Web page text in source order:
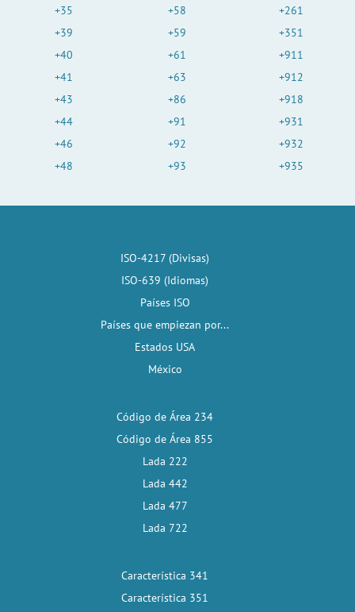
+35
+39
+40
+41
+43
+44
+46
+48
+58
+59
+61
+63
+86
+91
+92
+93
+261
+351
+911
+912
+918
+931
+932
+935
ISO-4217 (Divisas)
ISO-639 (Idiomas)
Países ISO
Países que empiezan por...
Estados USA
México
Código de Área 234
Código de Área 855
Lada 222
Lada 442
Lada 477
Lada 722
Característica 341
Característica 351